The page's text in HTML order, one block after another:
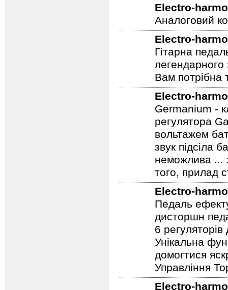
Гітарна
Electro-
Аналоговий
Electro-
Гітарна
Вам потрібна
Electro-
Germanium -
регулятора
вольтажем
звук підсіла
неможлива ...
того, прилад
Electro-
Педаль
дисторшн
6
Унікальна
домогтися
Управління